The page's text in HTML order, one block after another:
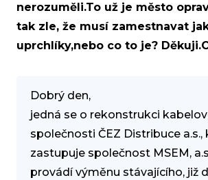
nerozuměli.To už je město
tak zle, že musí zamestnavat
uprchlíky,nebo co to je?
Dobrý den,
jedná se o rekonstrukci
společnosti ČEZ Distribuce a.s.,
zastupuje společnost MSEM,
provádí výměnu stávajícího, již